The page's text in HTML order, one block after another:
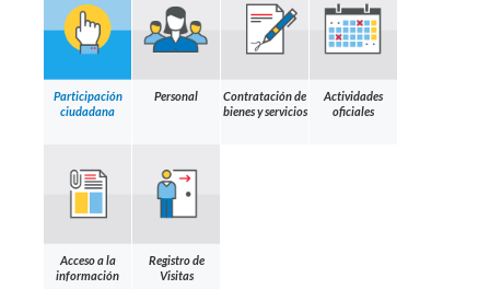
Participación
ciudadana
Personal
Contratación de
bienes y servicios
Actividades
oficiales
Acceso a la
información
Registro de
Visitas